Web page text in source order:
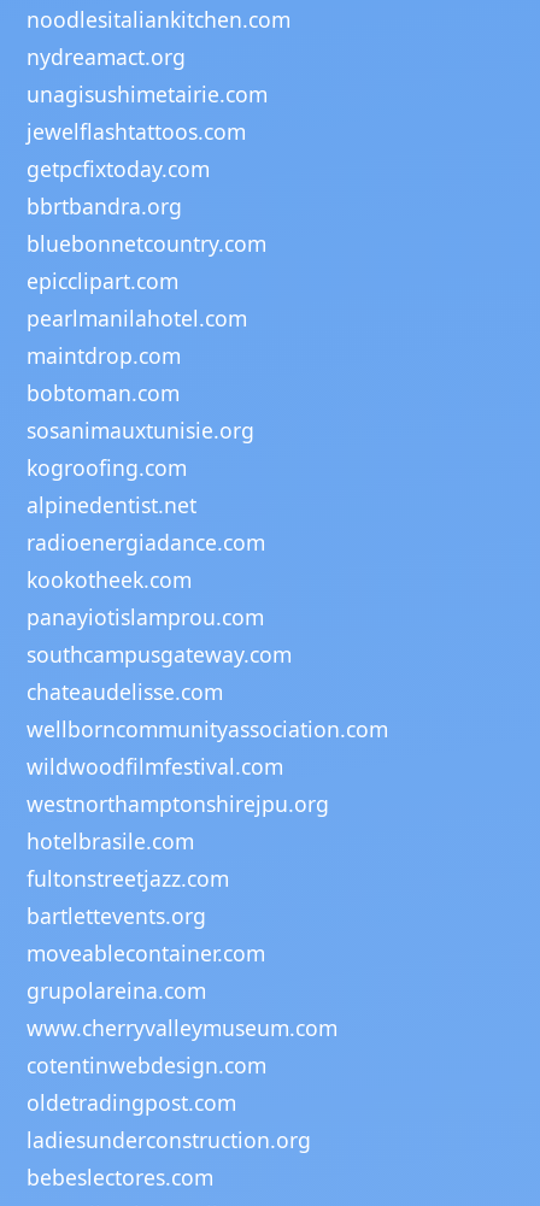
noodlesitaliankitchen.com
nydreamact.org
unagisushimetairie.com
jewelflashtattoos.com
getpcfixtoday.com
bbrtbandra.org
bluebonnetcountry.com
epicclipart.com
pearlmanilahotel.com
maintdrop.com
bobtoman.com
sosanimauxtunisie.org
kogroofing.com
alpinedentist.net
radioenergiadance.com
kookotheek.com
panayiotislamprou.com
southcampusgateway.com
chateaudelisse.com
wellborncommunityassociation.com
wildwoodfilmfestival.com
westnorthamptonshirejpu.org
hotelbrasile.com
fultonstreetjazz.com
bartlettevents.org
moveablecontainer.com
grupolareina.com
www.cherryvalleymuseum.com
cotentinwebdesign.com
oldetradingpost.com
ladiesunderconstruction.org
bebeslectores.com